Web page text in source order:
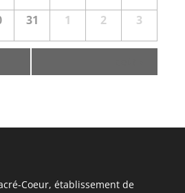
31 1 2 3
Coeur, établissement de